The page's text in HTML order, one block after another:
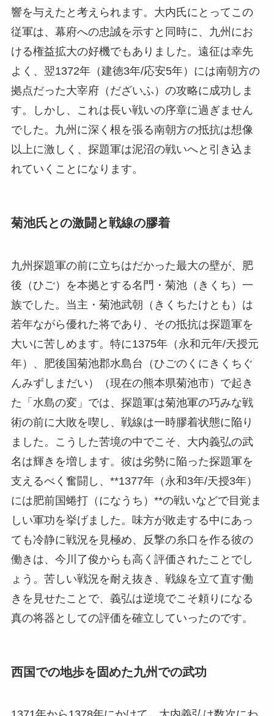
響を与えたと考えられます。大内氏にとってこの
従軍は、幕府への忠誠を示すと同時に、九州にお
ける権益拡大の好機でもありました。遠征は幸先
よく、翌1372年（建徳3年/応安5年）には南朝方の
拠点だった大宰府（だざいふ）の攻略に成功しま
す。しかし、これは長い戦いの序章に過ぎません
でした。九州に深く根を張る南朝方の抵抗は想像
以上に激しく、探題軍は泥沼の戦いへと引き込ま
れていくことになります。
菊池氏との激闘と戦線の膠着
九州探題軍の前に立ちはだかった最大の壁が、肥
後（ひご）を本拠とする名門・菊池（きくち）一
族でした。当主・菊池武朝（きくちたけとも）は
若年ながら優れた将であり、その抵抗は探題軍を
大いに苦しめます。特に1375年（永和元年/天授元
年）、肥後国菊池郡水島台（ひごのくにきくちぐ
んみずしまだい）（現在の熊本県菊池市）で起き
た「水島の変」では、探題軍は菊池軍の巧みな戦
術の前に大敗を喫し、戦線は一時膠着状態に陥り
ました。こうした苦境の中でこそ、大内義弘の武
名は輝きを増します。彼は劣勢に陥った探題軍を
支えるべく奮闘し、**1377年（永和3年/天授3年）
には肥前国蜷打（になうち）**の戦いなどで目覚ま
しい軍功を挙げました。味方が敗走する中にあっ
ても冷静に戦況を見極め、反撃の糸口を作る彼の
働きは、今川了俊からも高く評価されたことでし
ょう。苦しい戦況を耐え抜き、戦線を立て直す働
きを見せたことで、義弘は逆境でこそ頼りになる
真の将器としての評価を確立していったのです。
西国での地歩を固めた九州での武功